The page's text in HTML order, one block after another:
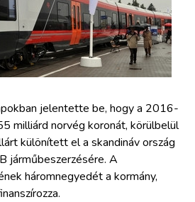
jelentette be, hogy a 2016-
milliárd norvég koronát, körülbelül
különített el a skandináv ország
járműbeszerzésére. A
háromnegyedét a kormány,